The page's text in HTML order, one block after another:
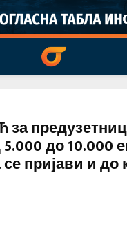
за
до 10.000
пријави и до